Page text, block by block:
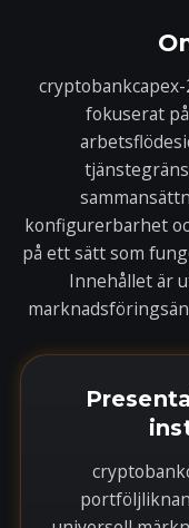
fokuserat
konfigurerbarhet
på ett sätt som
Innehållet är